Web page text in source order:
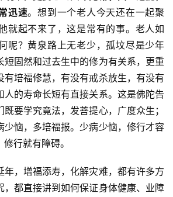
注册
迅速。想到一个老人今天还在一起聚
就起不来了，这是常有的事。老人如
呢？黄泉路上无老少，孤坟尽是少年
短固然和过去生中的修为有关系，更重
有培福修慧，有没有戒杀放生，有没有
人的寿命长短有直接关系。这是佛陀告
要学究竟法，发菩提心，广度众生；
少恼，多培福报。少病少恼，修行才容
行就有障碍。
年，增福添寿，化解灾难，都有许多方
，都直接讲到如何保证身体健康、业障